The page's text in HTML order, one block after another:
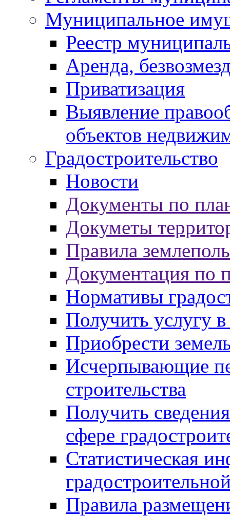
Муниципальное
Реестр
Аренда,
Приватизация
Выявление
объектов
Градостроительство
Новости
Документы по
Докуметы
Правила
Документация по
Нормативы
Получить услугу в
Приобрести
Исчерпывающие
строительства
Получить
сфере
Статистическая
Правила